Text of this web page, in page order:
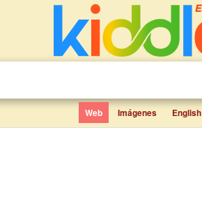
Web Imágenes English